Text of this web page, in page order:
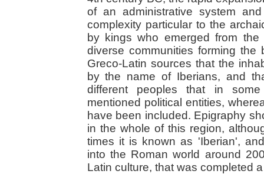
of an administrative system
complexity particular to the
by kings who emerged from
diverse communities forming
Greco-Latin sources that the
by the name of Iberians, and
different peoples that in
mentioned political entities,
have been included. Epigraphy
in the whole of this region,
times it is known as 'Iberian',
into the Roman world around
Latin culture, that was completed